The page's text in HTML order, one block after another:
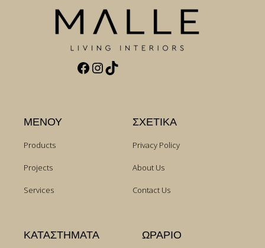
Facebook
Instagram
TikTok
ΜΕΝΟΥ
Products
Projects
Services
ΣΧΕΤΙΚΑ
Privacy Policy
About Us
Contact Us
ΚΑΤΑΣΤΗΜΑΤΑ ΩΡΑΡΙΟ